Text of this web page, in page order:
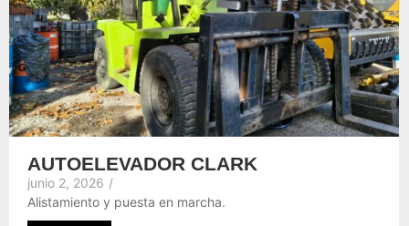
AUTOELEVADOR CLARK
junio 2, 2026 /
Alistamiento y puesta en marcha.